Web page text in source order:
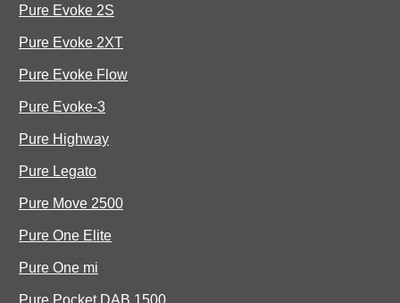
Pure Evoke 2S
Pure Evoke 2XT
Pure Evoke Flow
Pure Evoke-3
Pure Highway
Pure Legato
Pure Move 2500
Pure One Elite
Pure One mi